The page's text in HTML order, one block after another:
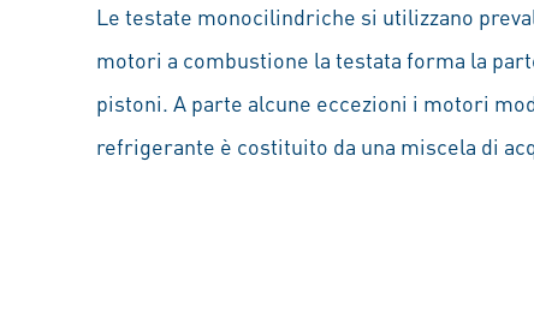
Le testate monocilindriche si utilizzano
motori a combustione la testata forma la
pistoni. A parte alcune eccezioni i motori
refrigerante è costituito da una miscela di